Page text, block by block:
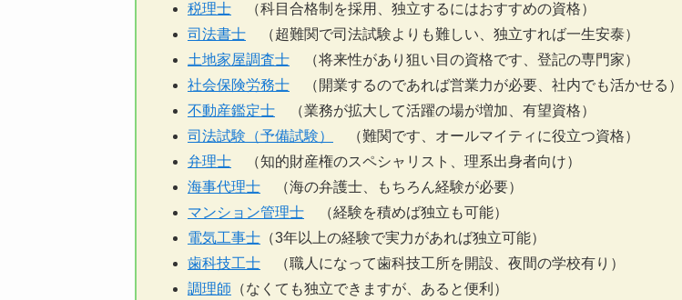
税理士 （科目合格制を採用、独立するにはおすすめの資格）
司法書士 （超難関で司法試験よりも難しい、独立すれば一生安泰）
土地家屋調査士 （将来性があり狙い目の資格です、登記の専門家）
社会保険労務士 （開業するのであれば営業力が必要、社内でも活かせる）
不動産鑑定士 （業務が拡大して活躍の場が増加、有望資格）
司法試験（予備試験）
（難関です、オールマイティに役立つ資格）
弁理士 （知的財産権のスペシャリスト、理系出身者向け）
海事代理士 （海の弁護士、もちろん経験が必要）
マンション管理士 （経験を積めば独立も可能）
電気工事士 （3年以上の経験で実力があれば独立可能）
歯科技工士 （職人になって歯科技工所を開設、夜間の学校有り）
調理師 （なくても独立できますが、あると便利）